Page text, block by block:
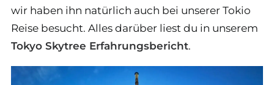
wir haben ihn natürlich auch bei unserer Tokio
Reise besucht. Alles darüber liest du in unserem
Tokyo Skytree Erfahrungsbericht.